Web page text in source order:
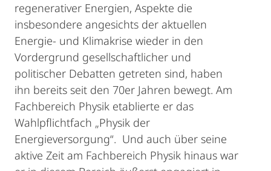
regenerativer Energien, Aspekte die
insbesondere angesichts der aktuellen
Energie- und Klimakrise wieder in den
Vordergrund gesellschaftlicher und
politischer Debatten getreten sind, haben
ihn bereits seit den 70er Jahren bewegt. Am
Fachbereich Physik etablierte er das
Wahlpflichtfach „Physik der
Energieversorgung“. Und auch über seine
aktive Zeit am Fachbereich Physik hinaus war